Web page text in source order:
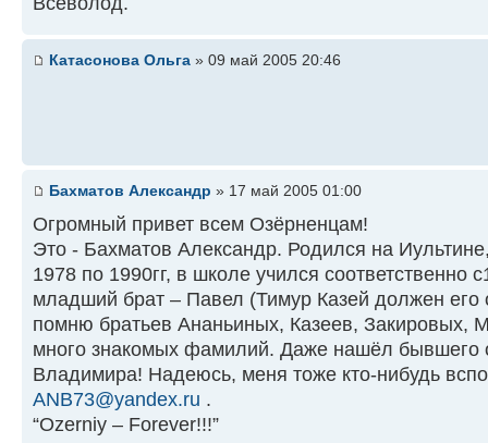
Катасонова Ольга » 09 май 2005 20:46
Бахматов Александр » 17 май 2005 01:00
Огромный привет всем Озёрненцам!
Это - Бахматов Александр. Родился на
1978 по 1990гг, в школе учился соответственно
младший брат – Павел (Тимур Казей должен
помню братьев Ананьиных, Казеев, Закировых,
много знакомых фамилий. Даже нашёл бывшего
Владимира! Надеюсь, меня тоже кто-нибудь
ANB73@yandex.ru .
“Ozerniy – Forever!!!”